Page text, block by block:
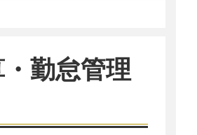
勤怠管理